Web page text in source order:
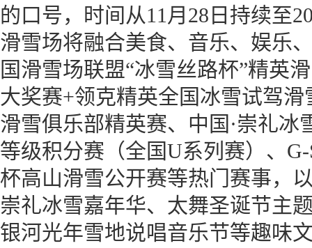
的口号，时间从11月28日持续至
滑雪场将融合美食、音乐、娱乐
国滑雪场联盟“冰雪丝路杯”精英
大奖赛+领克精英全国冰雪试驾
滑雪俱乐部精英赛、中国·崇礼
等级积分赛（全国U系列赛）、
杯高山滑雪公开赛等热门赛事，
崇礼冰雪嘉年华、太舞圣诞节主
银河光年雪地说唱音乐节等趣味